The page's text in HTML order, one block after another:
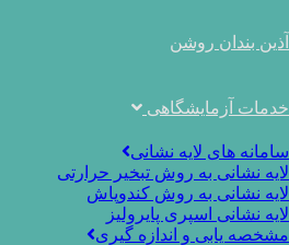
آذین بندان روشن
خدمات آزمایشگاهی
سامانه های لایه نشانی
لایه نشانی به روش تبخیر حرارتی
لایه نشانی به روش کندوپاش
لایه نشانی اسپری پایرولیز
مشخصه یابی و اندازه گیری